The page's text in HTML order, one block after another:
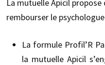
La mutuelle Apicil
rembourser le
La formule Profil’R
la mutuelle Apicil